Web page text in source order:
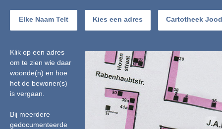
Elke Naam Telt Kies een adres Cartotheek
Klik op een adres
om te zien wie daar
woonde(n) en hoe
het de bewoner(s)
is vergaan.
Bij meerdere
gedocumenteerde